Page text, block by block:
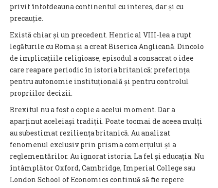
privit întotdeauna continentul cu interes, dar și cu
precauție.
Există chiar și un precedent. Henric al VIII-lea a rupt
legăturile cu Roma și a creat Biserica Anglicană. Dincolo
de implicațiile religioase, episodul a consacrat o idee
care reapare periodic în istoria britanică: preferința
pentru autonomie instituțională și pentru controlul
propriilor decizii.
Brexitul nu a fost o copie a acelui moment. Dar a
aparținut aceleiași tradiții. Poate tocmai de aceea mulți
au subestimat reziliența britanică. Au analizat
fenomenul exclusiv prin prisma comerțului și a
reglementărilor. Au ignorat istoria. La fel și educația. Nu
întâmplător Oxford, Cambridge, Imperial College sau
London School of Economics continuă să fie repere